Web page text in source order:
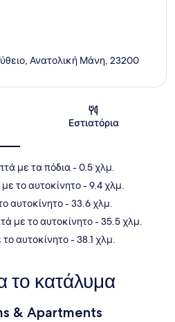
Ανατολική Μάνη, 23200
Εστιατόρια
με τα πόδια- 0.5 χλμ.
το αυτοκίνητο- 9.4 χλμ.
αυτοκίνητο- 33.6 χλμ.
με το αυτοκίνητο- 35.5 χλμ.
αυτοκίνητο- 38.1 χλμ.
το κατάλυμα
& Apartments